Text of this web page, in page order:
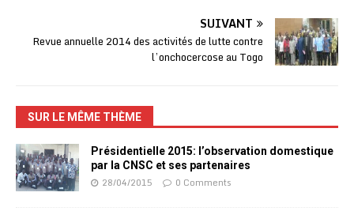
SUIVANT
Revue annuelle 2014 des activités de lutte contre
l’onchocercose au Togo
SUR LE MÊME THÈME
Présidentielle 2015: l’observation domestique
par la CNSC et ses partenaires
28/04/2015 0 Comments